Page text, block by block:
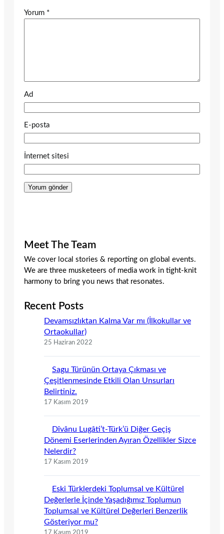
Yorum *
Ad
E-posta
İnternet sitesi
Meet The Team
We cover local stories & reporting on global events.
We are three musketeers of media work in tight-knit
harmony to bring you news that resonates.
Recent Posts
Devamsızlıktan Kalma Var mı (İlkokullar ve
Ortaokullar)
25 Haziran 2022
Sagu Türünün Ortaya Çıkması ve
Çeşitlenmesinde Etkili Olan Unsurları
Belirtiniz.
17 Kasım 2019
Dîvânu Lugâti’t-Türk’ü Diğer Geçiş
Dönemi Eserlerinden Ayıran Özellikler Sizce
Nelerdir?
17 Kasım 2019
Eski Türklerdeki Toplumsal ve Kültürel
Değerlerle İçinde Yaşadığımız Toplumun
Toplumsal ve Kültürel Değerleri Benzerlik
Gösteriyor mu?